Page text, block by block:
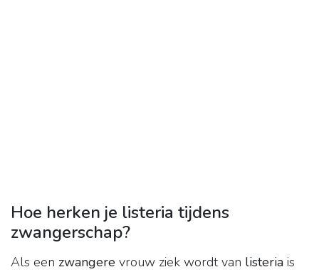
Hoe herken je listeria tijdens
zwangerschap?
Als een zwangere vrouw ziek wordt van listeria is